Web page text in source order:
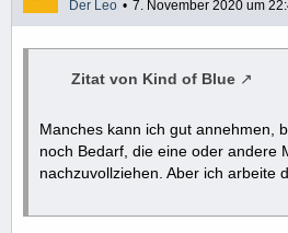
Der Leo 7. November 2020 um
Zitat von Kind of Blue
Manches kann ich gut annehmen,
noch Bedarf, die eine oder andere
nachzuvollziehen. Aber ich arbeite